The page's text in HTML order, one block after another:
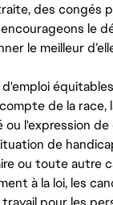
des congés
le
le meilleur
de la race,
l'expression de
de
ou toute autre
à la loi, les